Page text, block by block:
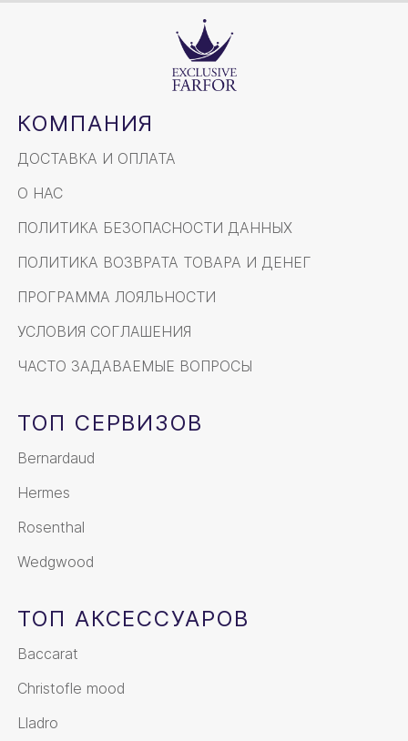
КОМПАНИЯ
ДОСТАВКА И ОПЛАТА
О НАС
ПОЛИТИКА БЕЗОПАСНОСТИ ДАННЫХ
ПОЛИТИКА ВОЗВРАТА ТОВАРА И ДЕНЕГ
ПРОГРАММА ЛОЯЛЬНОСТИ
УСЛОВИЯ СОГЛАШЕНИЯ
ЧАСТО ЗАДАВАЕМЫЕ ВОПРОСЫ
ТОП СЕРВИЗОВ
Bernardaud
Hermes
Rosenthal
Wedgwood
ТОП АКСЕССУАРОВ
Baccarat
Christofle mood
Lladro